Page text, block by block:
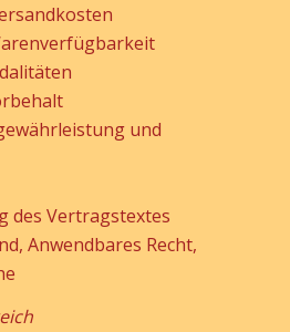
und
des Vertragstextes
Anwendbares Recht,